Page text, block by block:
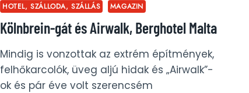
HOTEL, SZÁLLODA, SZÁLLÁS
MAGAZIN
Kölnbrein-gát és Airwalk, Berghotel Malta
Mindig is vonzottak az extrém építmények,
felhőkarcolók, üveg aljú hidak és „Airwalk”-
ok és pár éve volt szerencsém